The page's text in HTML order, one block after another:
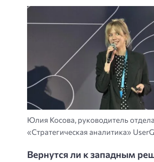
Юлия Косова, руководитель отдела
«Стратегическая аналитика»
Вернутся ли к западным